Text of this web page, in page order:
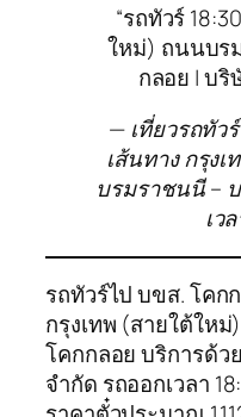
“รถทัวร์
ใหม่) ถนนบร
กลอย | บริ
— เที่ยวรถทัว
เส้นทาง กรุง
บรมราชนนี –
เว
รถทัวร์ไป บขส. โคก
กรุงเทพ (สายใต้ให
โคกกลอย บริการด้ว
จำกัด รถออกเวลา